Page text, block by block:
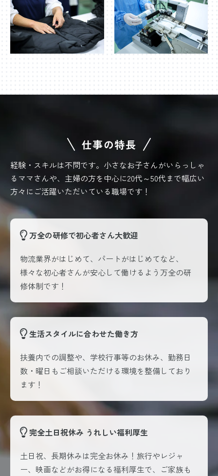
仕事の特長
経験・スキルは不問です。小さなお子さんがいらっしゃ
るママさんや、主婦の方を中心に20代～50代まで幅広い
方々にご活躍いただいている職場です！
万全の研修で初心者さん大歓迎
物流業界がはじめて、パートがはじめてなど、
様々な初心者さんが安心して働けるよう万全の研
修体制です！
生活スタイルに合わせた働き方
扶養内での調整や、学校行事等のお休み、勤務日
数・曜日もご相談いただける環境を整備しており
ます！
完全土日祝休み うれしい福利厚生
土日祝、長期休みは完全お休み！旅行やレジャ
ー、映画などがお得になる福利厚生で、ご家族も